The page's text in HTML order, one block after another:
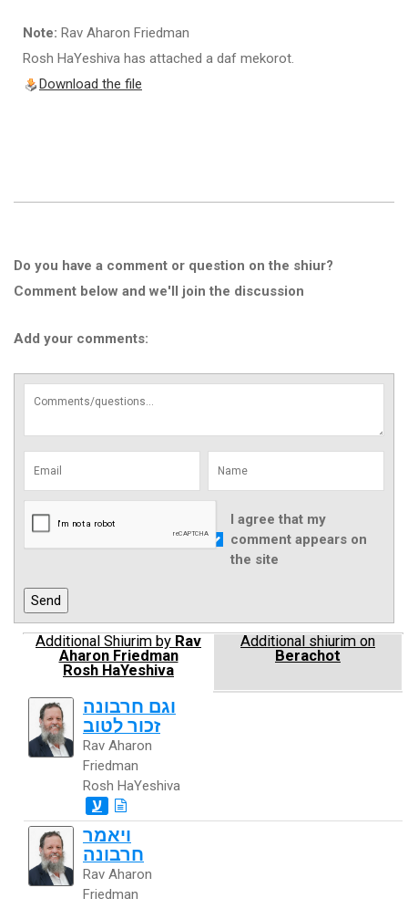
Note: Rav Aharon Friedman
Rosh HaYeshiva has attached a daf mekorot.
Download the file
Do you have a comment or question on the shiur?
Comment below and we'll join the discussion
Add your comments:
I agree that my
comment appears on
the site
Additional Shiurim by Rav
Aharon Friedman
Rosh HaYeshiva
Additional shiurim on
Berachot
וגם חרבונה
זכור לטוב
Rav Aharon
Friedman
Rosh HaYeshiva
ע
ויאמר
חרבונה
Rav Aharon
Friedman